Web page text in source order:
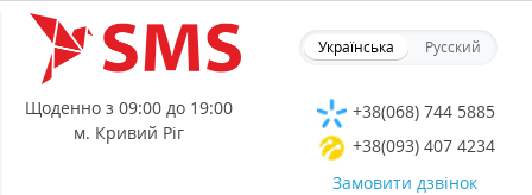
Українська Русский
Щоденно з 09:00 до 19:00
м. Кривий Ріг
+38(068) 744 5885
+38(093) 407 4234
Замовити дзвінок